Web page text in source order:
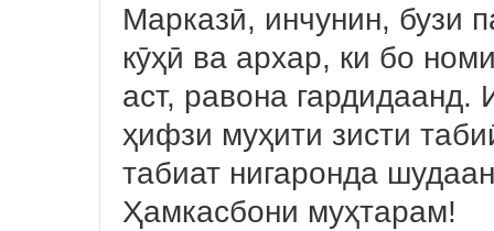
Марказӣ, инчунин, бузи
кӯҳӣ ва архар, ки бо
аст, равона
ҳифзи муҳити зисти
табиат нигаронда
Ҳамкасбони муҳтарам!